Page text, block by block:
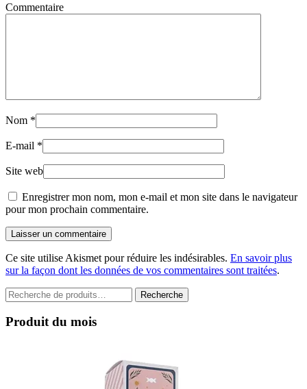
Commentaire
Nom *
E-mail *
Site web
Enregistrer mon nom, mon e-mail et mon site dans le navigateur
pour mon prochain commentaire.
Laisser un commentaire
Ce site utilise Akismet pour réduire les indésirables. En savoir plus
sur la façon dont les données de vos commentaires sont traitées.
Recherche
pour :
Recherche
Produit du mois